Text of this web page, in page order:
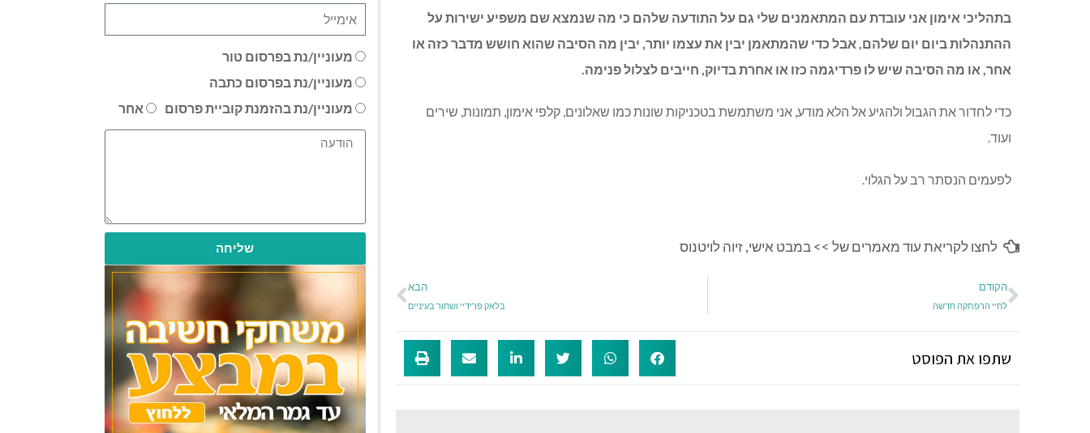
בתהליכי אימון אני עובדת עם המתאמנים שלי גם על התודעה שלהם כי מה שנמצא שם משפיע ישירות על
ההתנהלות ביום יום שלהם, אבל כדי שהמתאמן יבין את עצמו יותר, יבין מה הסיבה שהוא חושש מדבר כזה או
אחר, או מה הסיבה שיש לו פרדיגמה כזו או אחרת בדיוק, חייבים לצלול פנימה.
כדי לחדור את הגבול ולהגיע אל הלא מודע, אני משתמשת בטכניקות שונות כמו שאלונים, קלפי אימון, תמונות, שירים
ועוד.
לפעמים הנסתר רב על הגלוי.
לחצו לקריאת עוד מאמרים של >>במבט אישי,זיוה לויטנוס
הקודם
לחיי הרפתקה חדשה
הבא
בלאק פרידיי ושחור בעיניים
שתפו את הפוסט
מעוניין/נת בפרסום טור
מעוניין/נת בפרסום כתבה
מעוניין/נת בהזמנת קוביית פרסום
אחר
שליחה